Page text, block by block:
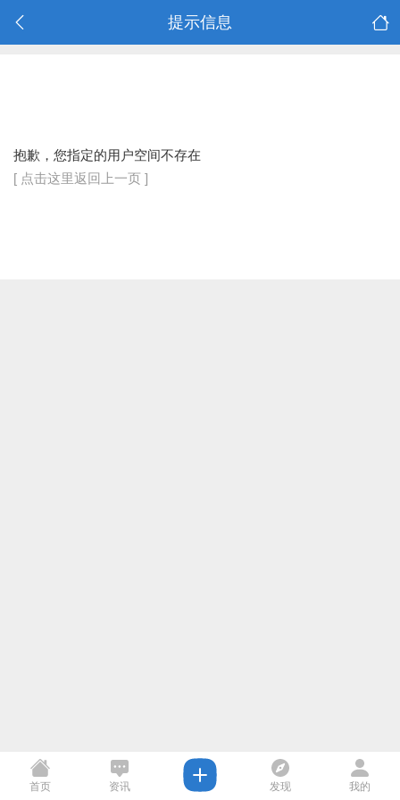
提示信息
抱歉，您指定的用户空间不存在
[ 点击这里返回上一页 ]
首页 资讯 发现 我的